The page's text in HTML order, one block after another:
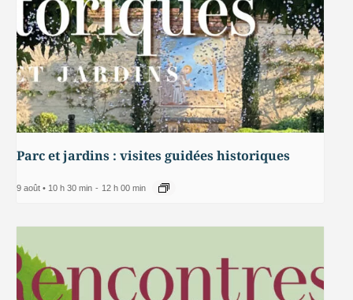
Parc et jardins : visites guidées historiques
9 août • 10 h 30 min - 12 h 00 min